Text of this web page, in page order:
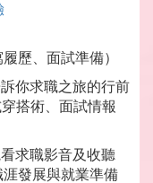
歷、面試準備）
訴你求職之旅的行前
搭術、面試情報
看求職影音及收聽
發展與就業準備